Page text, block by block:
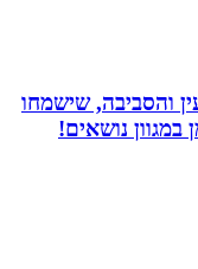
שישמחו
נושאים!